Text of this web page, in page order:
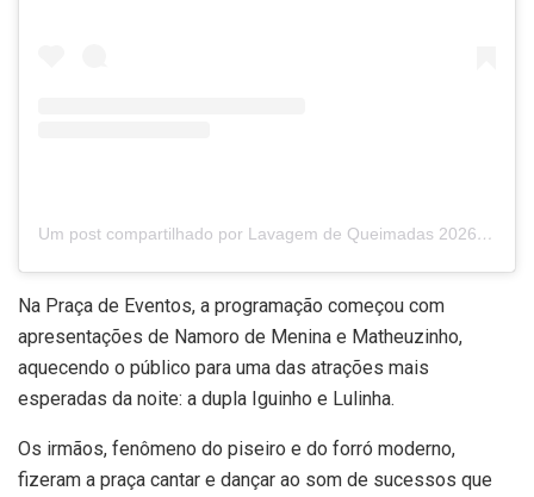
Um post compartilhado por Lavagem de Queimadas 2026 (@lavagemdequeimadasofc)
Na Praça de Eventos, a programação começou com
apresentações de Namoro de Menina e Matheuzinho,
aquecendo o público para uma das atrações mais
esperadas da noite: a dupla Iguinho e Lulinha.
Os irmãos, fenômeno do piseiro e do forró moderno,
fizeram a praça cantar e dançar ao som de sucessos que